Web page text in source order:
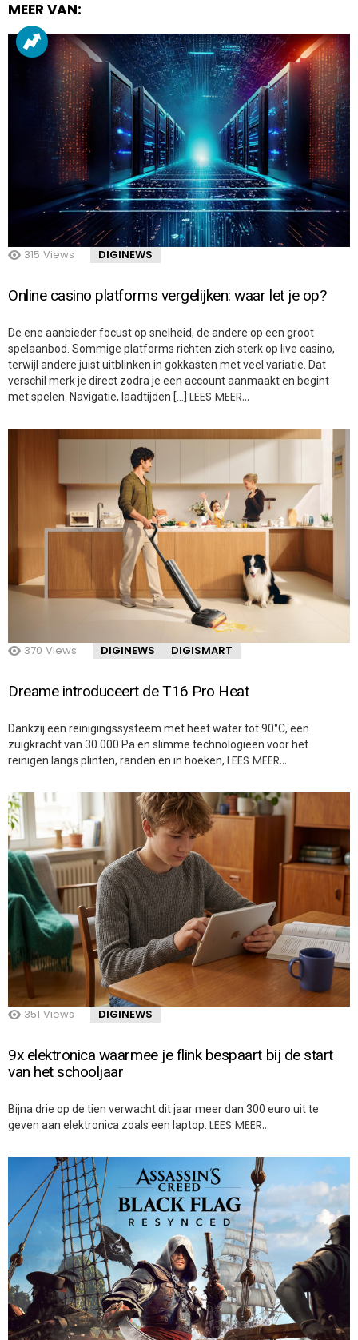
MEER VAN:
315 Views DIGINEWS
Online casino platforms vergelijken: waar let je op?
De ene aanbieder focust op snelheid, de andere op een groot
spelaanbod. Sommige platforms richten zich sterk op live casino,
terwijl andere juist uitblinken in gokkasten met veel variatie. Dat
verschil merk je direct zodra je een account aanmaakt en begint
met spelen. Navigatie, laadtijden […] LEES MEER…
370 Views DIGINEWS DIGISMART
Dreame introduceert de T16 Pro Heat
Dankzij een reinigingssysteem met heet water tot 90°C, een
zuigkracht van 30.000 Pa en slimme technologieën voor het
reinigen langs plinten, randen en in hoeken, LEES MEER…
351 Views DIGINEWS
9x elektronica waarmee je flink bespaart bij de start
van het schooljaar
Bijna drie op de tien verwacht dit jaar meer dan 300 euro uit te
geven aan elektronica zoals een laptop. LEES MEER…